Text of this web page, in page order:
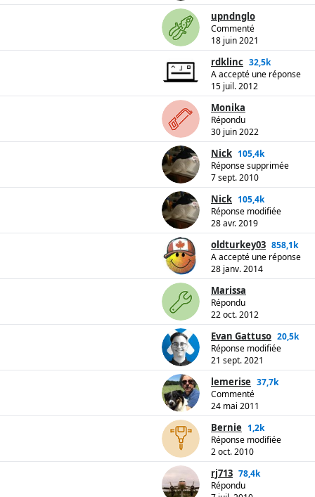
upndnglo
Commenté
18 juin 2021
rdklinc 32,5k
A accepté une réponse
15 juil. 2012
Monika
Répondu
30 juin 2022
Nick 105,4k
Réponse supprimée
7 sept. 2010
Nick 105,4k
Réponse modifiée
28 avr. 2019
oldturkey03 858,1k
A accepté une réponse
28 janv. 2014
Marissa
Répondu
22 oct. 2012
Evan Gattuso 20,5k
Réponse modifiée
21 sept. 2021
lemerise 37,7k
Commenté
24 mai 2011
Bernie 1,2k
Réponse modifiée
2 oct. 2010
rj713 78,4k
Répondu